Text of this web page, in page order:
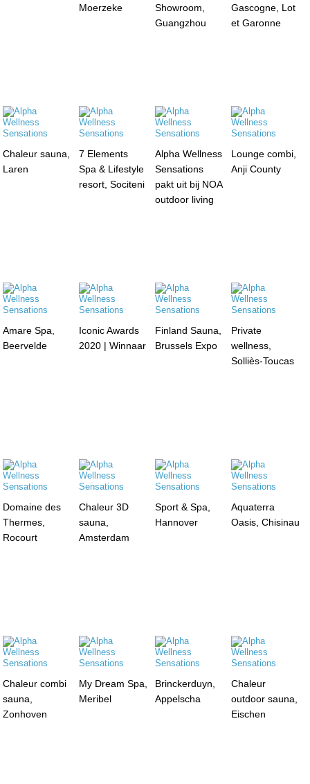
Moerzeke
Showroom,
Guangzhou
Gascogne, Lot
et Garonne
Chaleur sauna,
Laren
7 Elements
Spa & Lifestyle
resort, Sociteni
Alpha Wellness
Sensations
pakt uit bij NOA
outdoor living
Lounge combi,
Anji County
Amare Spa,
Beervelde
Iconic Awards
2020 | Winnaar
Finland Sauna,
Brussels Expo
Private
wellness,
Solliès-Toucas
Domaine des
Thermes,
Rocourt
Chaleur 3D
sauna,
Amsterdam
Sport & Spa,
Hannover
Aquaterra
Oasis, Chisinau
Chaleur combi
sauna,
Zonhoven
My Dream Spa,
Meribel
Brinckerduyn,
Appelscha
Chaleur
outdoor sauna,
Eischen